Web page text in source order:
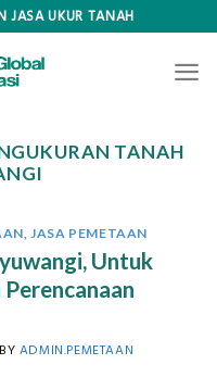
JASA UKUR TANAH
TANAH
JASA PEMETAAN
Untuk
BY ADMIN.PEMETAAN